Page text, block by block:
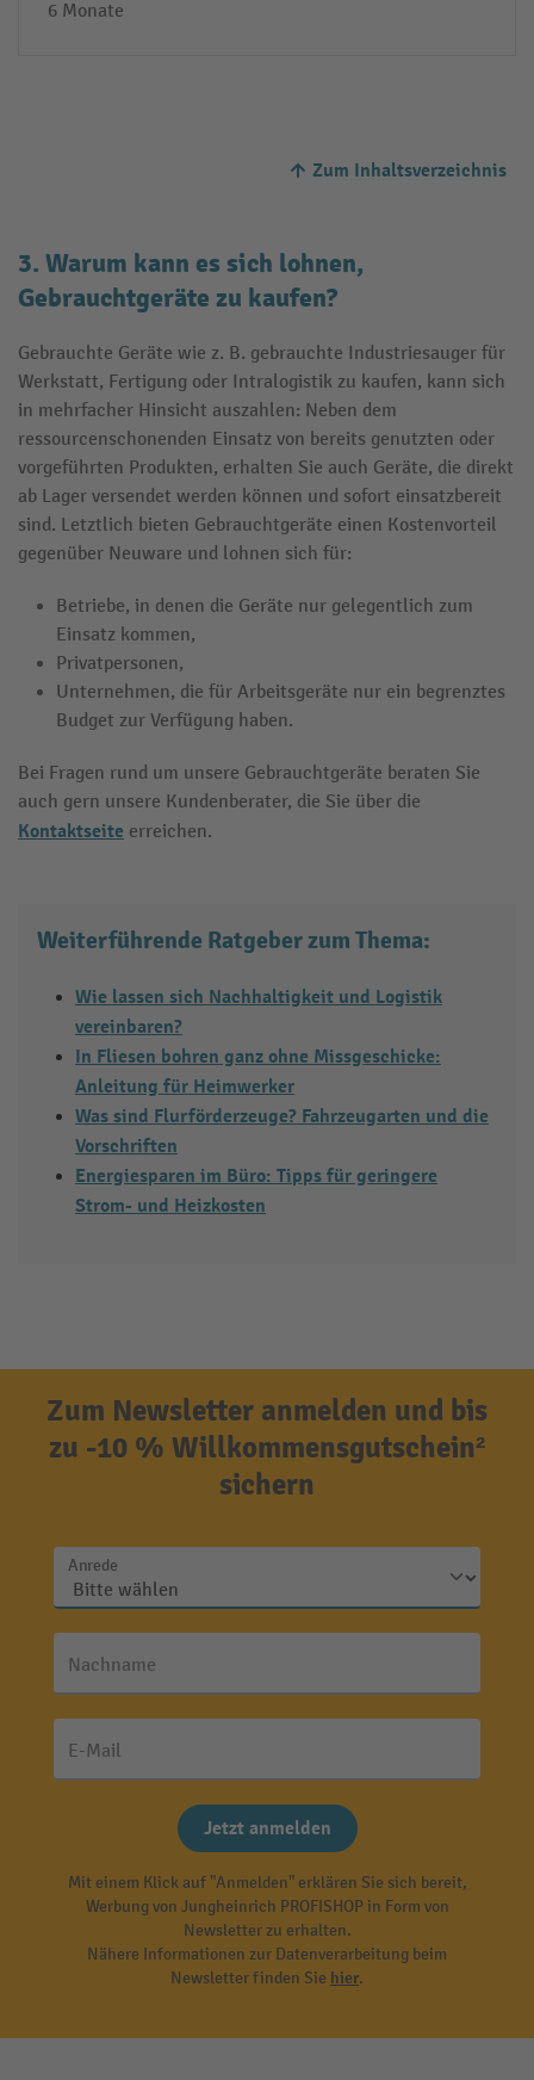
6 Monate
Zum Inhaltsverzeichnis
3. Warum kann es sich lohnen,
Gebrauchtgeräte zu kaufen?
Gebrauchte Geräte wie z. B. gebrauchte Industriesauger für
Werkstatt, Fertigung oder Intralogistik zu kaufen, kann sich
in mehrfacher Hinsicht auszahlen: Neben dem
ressourcenschonenden Einsatz von bereits genutzten oder
vorgeführten Produkten, erhalten Sie auch Geräte, die direkt
ab Lager versendet werden können und sofort einsatzbereit
sind. Letztlich bieten Gebrauchtgeräte einen Kostenvorteil
gegenüber Neuware und lohnen sich für:
Betriebe, in denen die Geräte nur gelegentlich zum
Einsatz kommen,
Privatpersonen,
Unternehmen, die für Arbeitsgeräte nur ein begrenztes
Budget zur Verfügung haben.
Bei Fragen rund um unsere Gebrauchtgeräte beraten Sie
auch gern unsere Kundenberater, die Sie über die
Kontaktseite erreichen.
Weiterführende Ratgeber zum Thema:
Wie lassen sich Nachhaltigkeit und Logistik
vereinbaren?
In Fliesen bohren ganz ohne Missgeschicke:
Anleitung für Heimwerker
Was sind Flurförderzeuge? Fahrzeugarten und die
Vorschriften
Energiesparen im Büro: Tipps für geringere
Strom- und Heizkosten
Zum Newsletter anmelden und bis
zu -10 % Willkommensgutschein²
sichern
Anrede
Nachname
E-Mail
Jetzt anmelden
Mit einem Klick auf "Anmelden" erklären Sie sich bereit,
Werbung von Jungheinrich PROFISHOP in Form von
Newsletter zu erhalten.
Nähere Informationen zur Datenverarbeitung beim
Newsletter finden Sie hier.